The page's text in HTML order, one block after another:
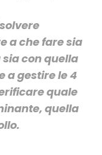
a che fare sia
con quella
a gestire le 4
quale
quella